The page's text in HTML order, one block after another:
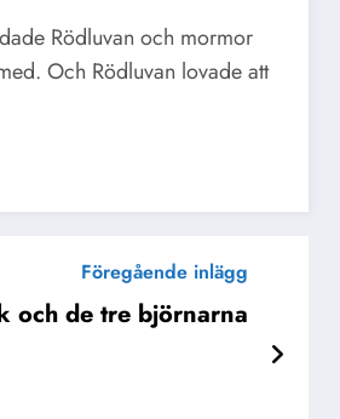
Rödluvan och mormor
Och Rödluvan lovade att
Föregående inlägg
och de tre björnarna